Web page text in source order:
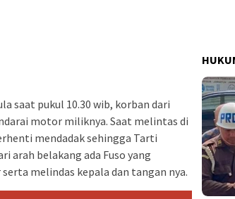
saat pukul 10.30 wib, korban dari
motor miliknya. Saat melintas di
mendadak sehingga Tarti
arah belakang ada Fuso yang
melindas kepala dan tangan nya.